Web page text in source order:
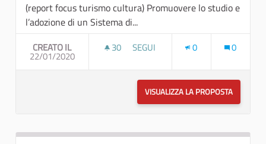
(report focus turismo cultura) Promuovere lo studio e
l’adozione di un Sistema di...
CREATO IL
22/01/2020
30 30 SOSTENITORI
SEGUI 0 0
VISUALIZZA LA PROPOSTA